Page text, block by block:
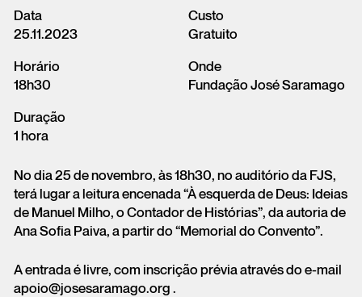
Login
Data
25.11.2023
Horário
18h30
Duração
1 hora
Custo
Gratuito
Onde
Fundação José Saramago
No dia 25 de novembro, às 18h30, no auditório da FJS,
terá lugar a leitura encenada “À esquerda de Deus: Ideias
de Manuel Milho, o Contador de Histórias”, da autoria de
Ana Sofia Paiva, a partir do “Memorial do Convento”.
A entrada é livre, com inscrição prévia através do e-mail
apoio@josesaramago.org .